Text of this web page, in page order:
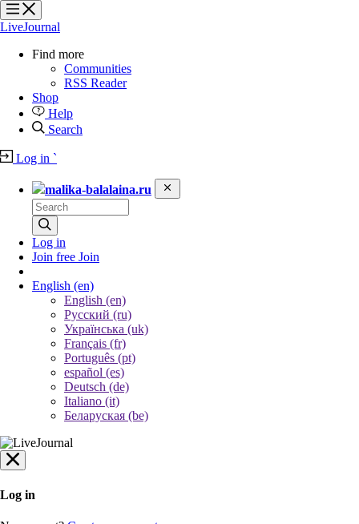
?
?
LiveJournal
Find more
Communities
RSS Reader
Shop
Help
Search
Log in `
malika-balalaina.ru
Log in
Join free Join
English (en)
English (en)
Русский (ru)
Українська (uk)
Français (fr)
Português (pt)
español (es)
Deutsch (de)
Italiano (it)
Беларуская (be)
Log in